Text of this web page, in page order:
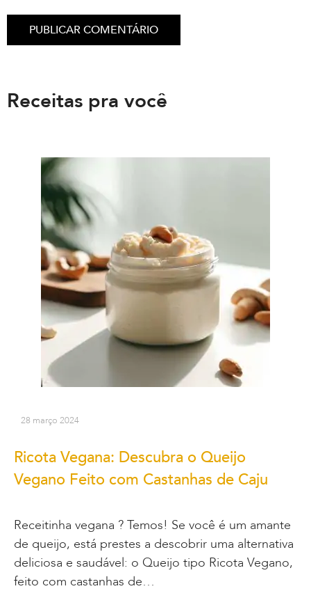
Receitas pra você
28 março 2024
Ricota Vegana: Descubra o Queijo
Vegano Feito com Castanhas de Caju
Receitinha vegana ? Temos! Se você é um amante
de queijo, está prestes a descobrir uma alternativa
deliciosa e saudável: o Queijo tipo Ricota Vegano,
feito com castanhas de…